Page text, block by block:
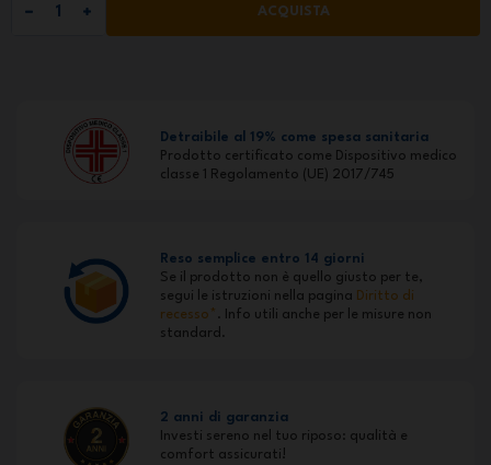
ACQUISTA
Detraibile al 19% come spesa sanitaria
Prodotto certificato come Dispositivo medico
classe 1 Regolamento (UE) 2017/745
Reso semplice entro 14 giorni
Se il prodotto non è quello giusto per te,
segui le istruzioni nella pagina Diritto di
recesso* . Info utili anche per le misure non
standard.
2 anni di garanzia
Investi sereno nel tuo riposo: qualità e
comfort assicurati!